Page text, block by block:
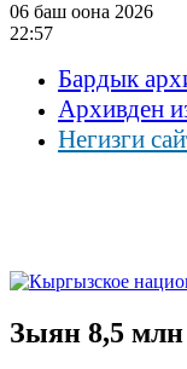
06 баш оона 2026
22:57
Бардык
Архивден
Негизги
Зыян 8,5